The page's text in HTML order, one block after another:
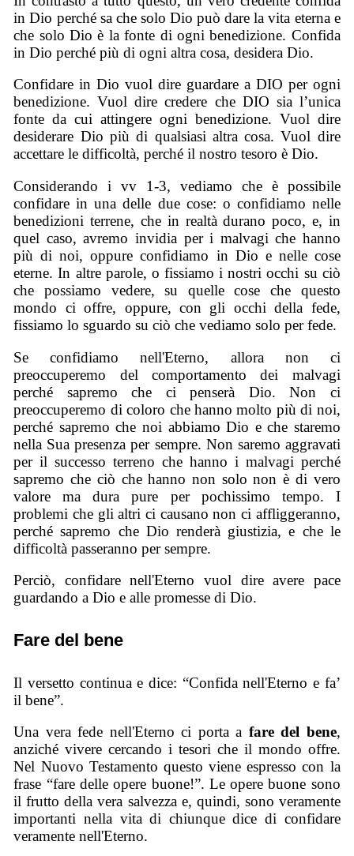
in Dio perché sa che solo Dio può dare la vita eterna e
che solo Dio è la fonte di ogni benedizione. Confida
in Dio perché più di ogni altra cosa, desidera Dio.
Confidare in Dio vuol dire guardare a DIO per ogni
benedizione. Vuol dire credere che DIO sia l’unica
fonte da cui attingere ogni benedizione. Vuol dire
desiderare Dio più di qualsiasi altra cosa. Vuol dire
accettare le difficoltà, perché il nostro tesoro è Dio.
Considerando i vv 1-3, vediamo che è possibile
confidare in una delle due cose: o confidiamo nelle
benedizioni terrene, che in realtà durano poco, e, in
quel caso, avremo invidia per i malvagi che hanno
più di noi, oppure confidiamo in Dio e nelle cose
eterne. In altre parole, o fissiamo i nostri occhi su ciò
che possiamo vedere, su quelle cose che questo
mondo ci offre, oppure, con gli occhi della fede,
fissiamo lo sguardo su ciò che vediamo solo per fede.
Se confidiamo nell'Eterno, allora non ci
preoccuperemo del comportamento dei malvagi
perché sapremo che ci penserà Dio. Non ci
preoccuperemo di coloro che hanno molto più di noi,
perché sapremo che noi abbiamo Dio e che staremo
nella Sua presenza per sempre. Non saremo aggravati
per il successo terreno che hanno i malvagi perché
sapremo che ciò che hanno non solo non è di vero
valore ma dura pure per pochissimo tempo. I
problemi che gli altri ci causano non ci affliggeranno,
perché sapremo che Dio renderà giustizia, e che le
difficoltà passeranno per sempre.
Perciò, confidare nell'Eterno vuol dire avere pace
guardando a Dio e alle promesse di Dio.
Fare del bene
Il versetto continua e dice: “Confida nell'Eterno e fa’
il bene”.
Una vera fede nell'Eterno ci porta a fare del bene,
anziché vivere cercando i tesori che il mondo offre.
Nel Nuovo Testamento questo viene espresso con la
frase “fare delle opere buone!”. Le opere buone sono
il frutto della vera salvezza e, quindi, sono veramente
importanti nella vita di chiunque dice di confidare
veramente nell'Eterno.